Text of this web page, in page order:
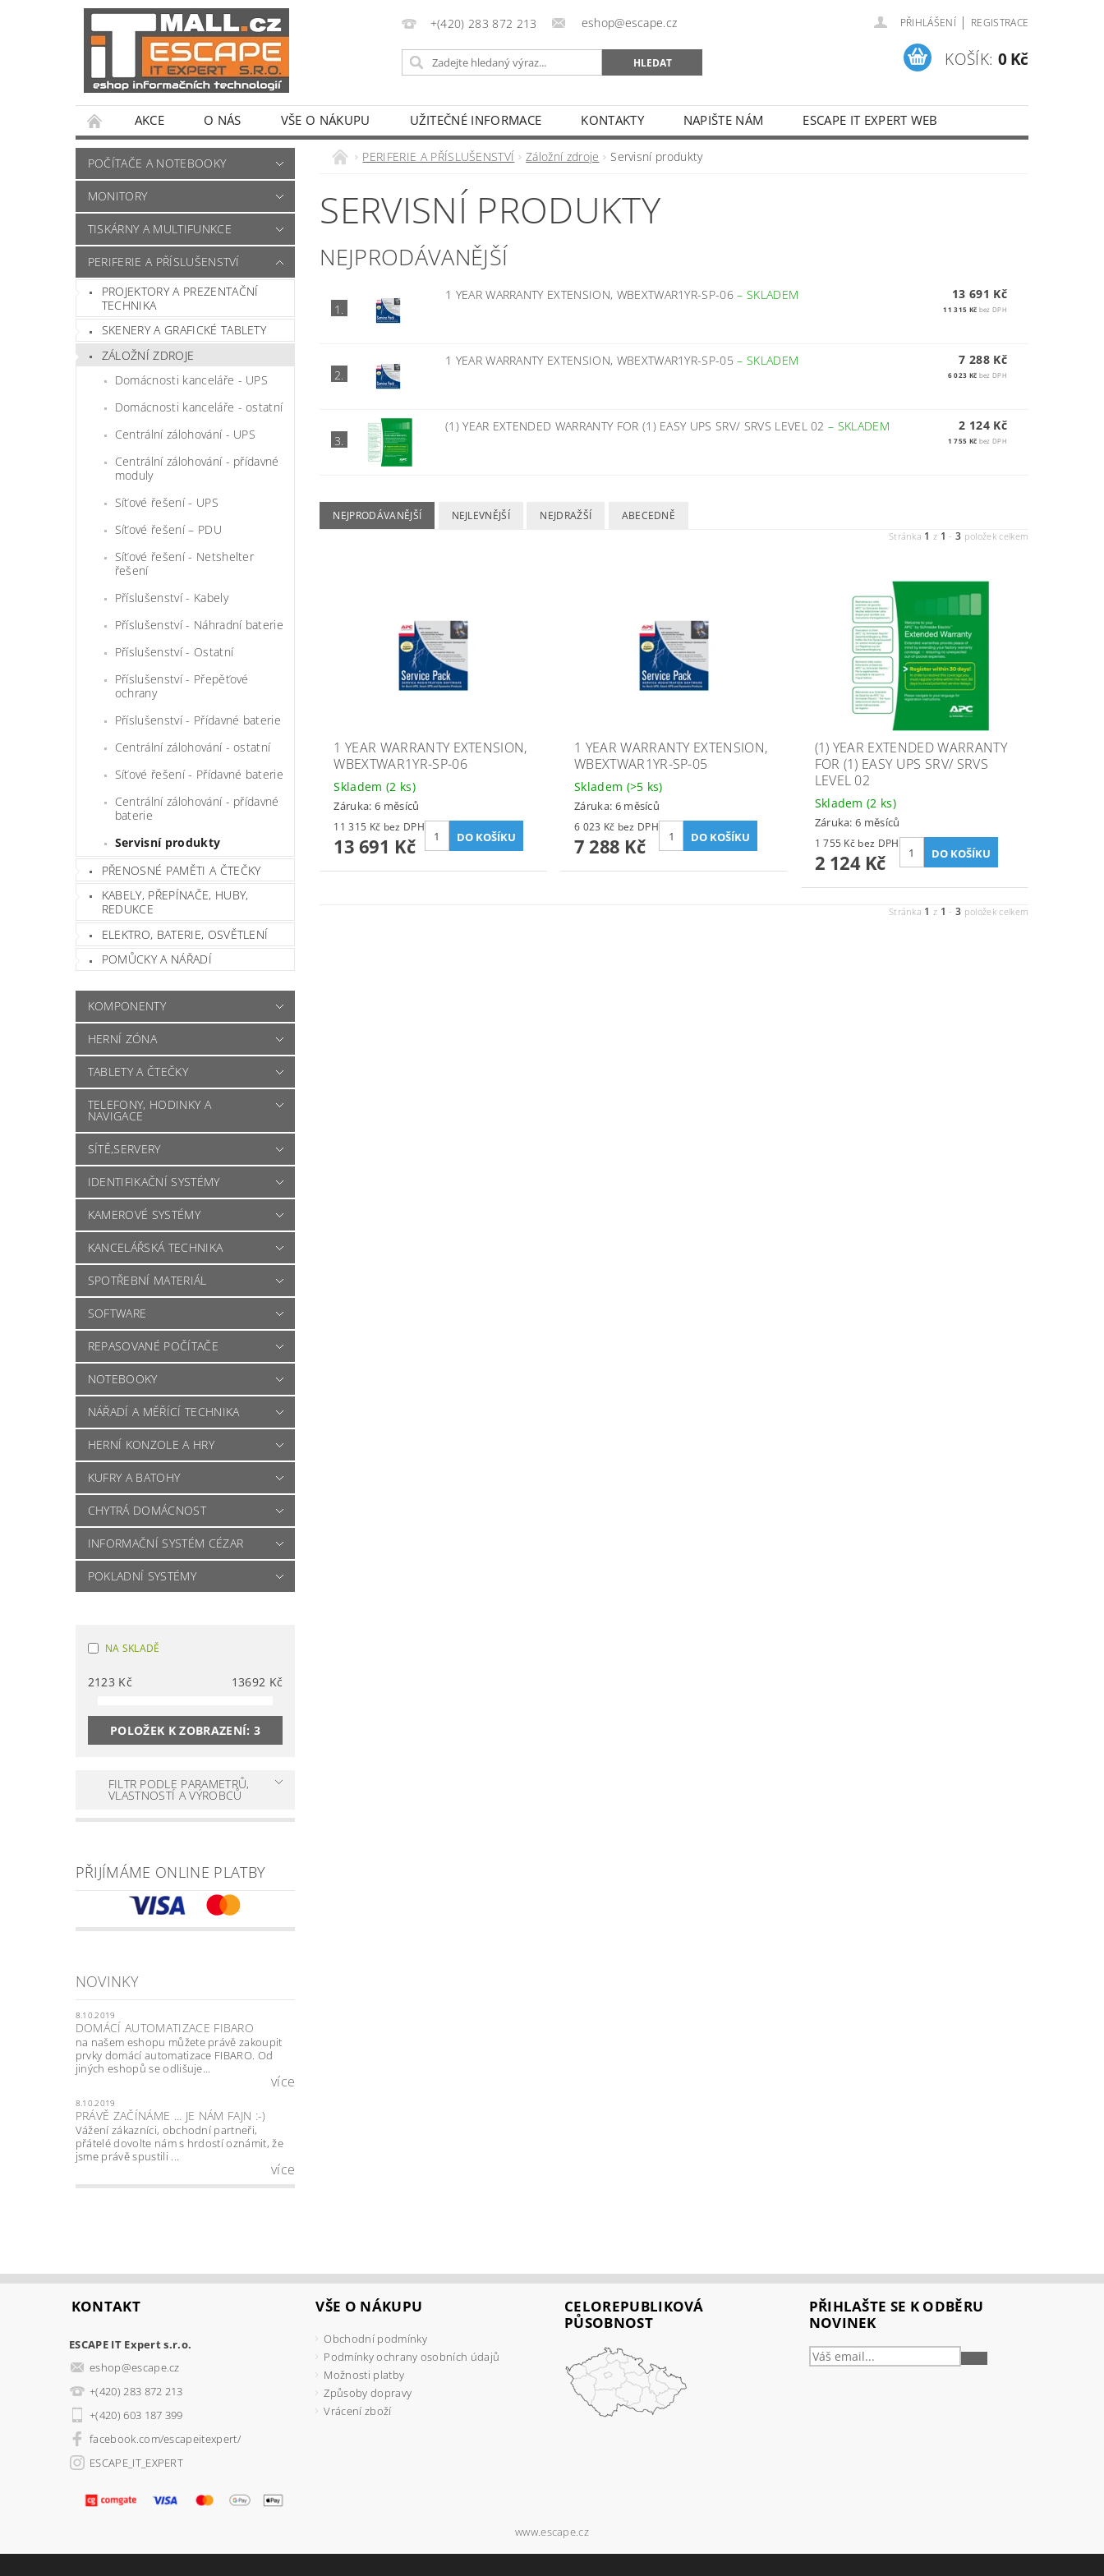
+(420) 283 872 213 eshop@escape.cz PŘIHLÁŠENÍ | REGISTRACE
KOŠÍK: 0 Kč
AKCE O NÁS VŠE O NÁKUPU UŽITEČNÉ INFORMACE KONTAKTY NAPIŠTE NÁM ESCAPE IT EXPERT WEB
POČÍTAČE A NOTEBOOKY
MONITORY
TISKÁRNY A MULTIFUNKCE
PERIFERIE A PŘÍSLUŠENSTVÍ
PROJEKTORY A PREZENTAČNÍ
TECHNIKA
SKENERY A GRAFICKÉ TABLETY
ZÁLOŽNÍ ZDROJE
Domácnosti kanceláře - UPS
Domácnosti kanceláře - ostatní
Centrální zálohování - UPS
Centrální zálohování - přídavné
moduly
Síťové řešení - UPS
Síťové řešení – PDU
Síťové řešení - Netshelter
řešení
Příslušenství - Kabely
Příslušenství - Náhradní baterie
Příslušenství - Ostatní
Příslušenství - Přepěťové
ochrany
Příslušenství - Přídavné baterie
Centrální zálohování - ostatní
Síťové řešení - Přídavné baterie
Centrální zálohování - přídavné
baterie
Servisní produkty
PŘENOSNÉ PAMĚTI A ČTEČKY
KABELY, PŘEPÍNAČE, HUBY,
REDUKCE
ELEKTRO, BATERIE, OSVĚTLENÍ
POMŮCKY A NÁŘADÍ
KOMPONENTY
HERNÍ ZÓNA
TABLETY A ČTEČKY
TELEFONY, HODINKY A
NAVIGACE
SÍTĚ,SERVERY
IDENTIFIKAČNÍ SYSTÉMY
KAMEROVÉ SYSTÉMY
KANCELÁŘSKÁ TECHNIKA
SPOTŘEBNÍ MATERIÁL
SOFTWARE
REPASOVANÉ POČÍTAČE
NOTEBOOKY
NÁŘADÍ A MĚŘÍCÍ TECHNIKA
HERNÍ KONZOLE A HRY
KUFRY A BATOHY
CHYTRÁ DOMÁCNOST
INFORMAČNÍ SYSTÉM CÉZAR
POKLADNÍ SYSTÉMY
NA SKLADĚ
2123 Kč 13692 Kč
POLOŽEK K ZOBRAZENÍ: 3
FILTR PODLE PARAMETRŮ,
VLASTNOSTÍ A VÝROBCŮ
PŘIJÍMÁME ONLINE PLATBY
NOVINKY
8.10.2019
DOMÁCÍ AUTOMATIZACE FIBARO
na našem eshopu můžete právě zakoupit
prvky domácí automatizace FIBARO. Od
jiných eshopů se odlišuje...
více
8.10.2019
PRÁVĚ ZAČÍNÁME ... JE NÁM FAJN :-)
Vážení zákazníci, obchodní partneři,
přátelé dovolte nám s hrdostí oznámit, že
jsme právě spustili ...
více
PERIFERIE A PŘÍSLUŠENSTVÍ Záložní zdroje Servisní produkty
SERVISNÍ PRODUKTY
NEJPRODÁVANĚJŠÍ
1.
1 YEAR WARRANTY EXTENSION, WBEXTWAR1YR-SP-06– SKLADEM 13 691 Kč
11 315 Kč bez DPH
2.
1 YEAR WARRANTY EXTENSION, WBEXTWAR1YR-SP-05– SKLADEM 7 288 Kč
6 023 Kč bez DPH
3.
(1) YEAR EXTENDED WARRANTY FOR (1) EASY UPS SRV/ SRVS LEVEL 02– SKLADEM 2 124 Kč
1 755 Kč bez DPH
NEJPRODÁVANĚJŠÍ NEJLEVNĚJŠÍ NEJDRAŽŠÍ ABECEDNĚ
Stránka 1 z 1 -3 položek celkem
1 YEAR WARRANTY EXTENSION,
WBEXTWAR1YR-SP-06
Skladem (2 ks)
Záruka: 6 měsíců
11 315 Kč bez DPH
13 691 Kč
1 YEAR WARRANTY EXTENSION,
WBEXTWAR1YR-SP-05
Skladem (>5 ks)
Záruka: 6 měsíců
6 023 Kč bez DPH
7 288 Kč
(1) YEAR EXTENDED WARRANTY
FOR (1) EASY UPS SRV/ SRVS
LEVEL 02
Skladem(2 ks)
Záruka: 6 měsíců
1 755 Kč bez DPH
2 124 Kč
Stránka 1 z 1 -3 položek celkem
KONTAKT
ESCAPE IT Expert s.r.o.
eshop@escape.cz
+(420) 283 872 213
+(420) 603 187 399
facebook.com/escapeitexpert/
ESCAPE_IT_EXPERT
VŠE O NÁKUPU
Obchodní podmínky
Podmínky ochrany osobních údajů
Možnosti platby
Způsoby dopravy
Vrácení zboží
CELOREPUBLIKOVÁ
PŮSOBNOST
PŘIHLAŠTE SE K ODBĚRU
NOVINEK
PŘIHLÁSIT
www.escape.cz